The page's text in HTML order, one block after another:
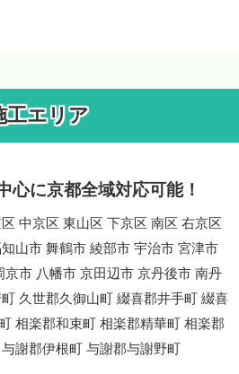
工エリア
心に京都全域対応可能！
中京区 東山区 下京区 南区 右京区
山市 舞鶴市 綾部市 宇治市 宮津市
市 八幡市 京田辺市 京丹後市 南丹
久世郡久御山町 綴喜郡井手町 綴喜
相楽郡和束町 相楽郡精華町 相楽郡
謝郡伊根町 与謝郡与謝野町